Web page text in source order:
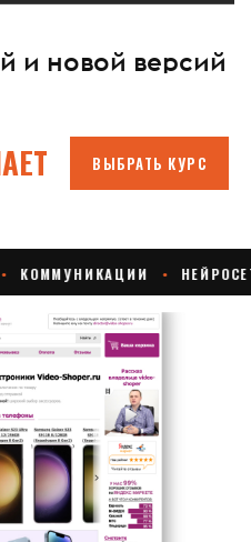
и новой версий